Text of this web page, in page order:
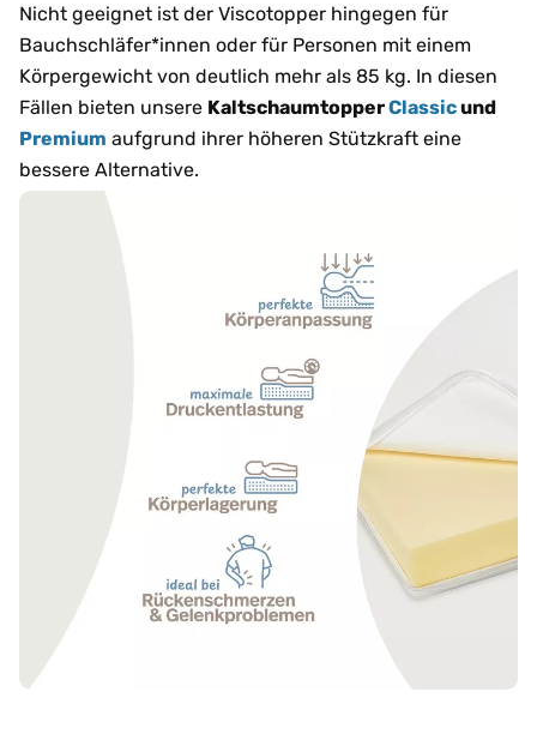
Nicht geeignet ist der Viscotopper hingegen für
Bauchschläfer*innen oder für Personen mit einem
Körpergewicht von deutlich mehr als 85 kg. In diesen
Fällen bieten unsere KaltschaumtopperClassicund
Premium aufgrund ihrer höheren Stützkraft eine
bessere Alternative.